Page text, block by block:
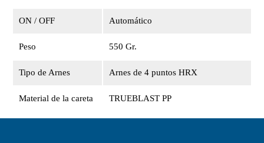
ON / OFF Automático
Peso 550 Gr.
Tipo de Arnes Arnes de 4 puntos HRX
Material de la careta TRUEBLAST PP